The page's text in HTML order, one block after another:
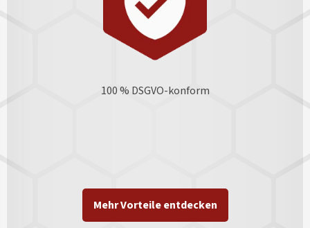
100 % DSGVO-konform
Mehr Vorteile entdecken